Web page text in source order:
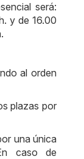
será:
y de 16.00
al orden
plazas por
una única
caso de